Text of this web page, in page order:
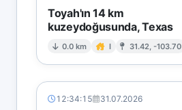
Toyah'ın 14 km
kuzeydoğusunda, Texas
0.0 km I 31.42, -103.70
12:34:15 31.07.2026